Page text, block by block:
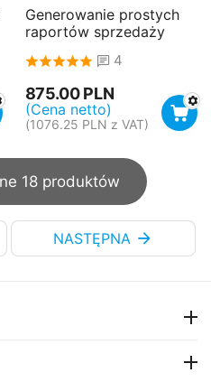
Generowanie prostych
raportów sprzedaży
4
875.00 PLN
(Cena netto)
(1076.25 PLN z VAT)
18 produktów
NASTĘPNA